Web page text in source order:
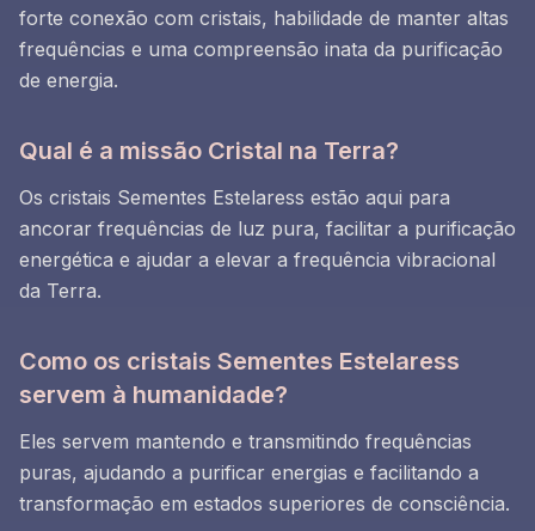
forte conexão com cristais, habilidade de manter altas
frequências e uma compreensão inata da purificação
de energia.
Qual é a missão Cristal na Terra?
Os cristais Sementes Estelaress estão aqui para
ancorar frequências de luz pura, facilitar a purificação
energética e ajudar a elevar a frequência vibracional
da Terra.
Como os cristais Sementes Estelaress
servem à humanidade?
Eles servem mantendo e transmitindo frequências
puras, ajudando a purificar energias e facilitando a
transformação em estados superiores de consciência.